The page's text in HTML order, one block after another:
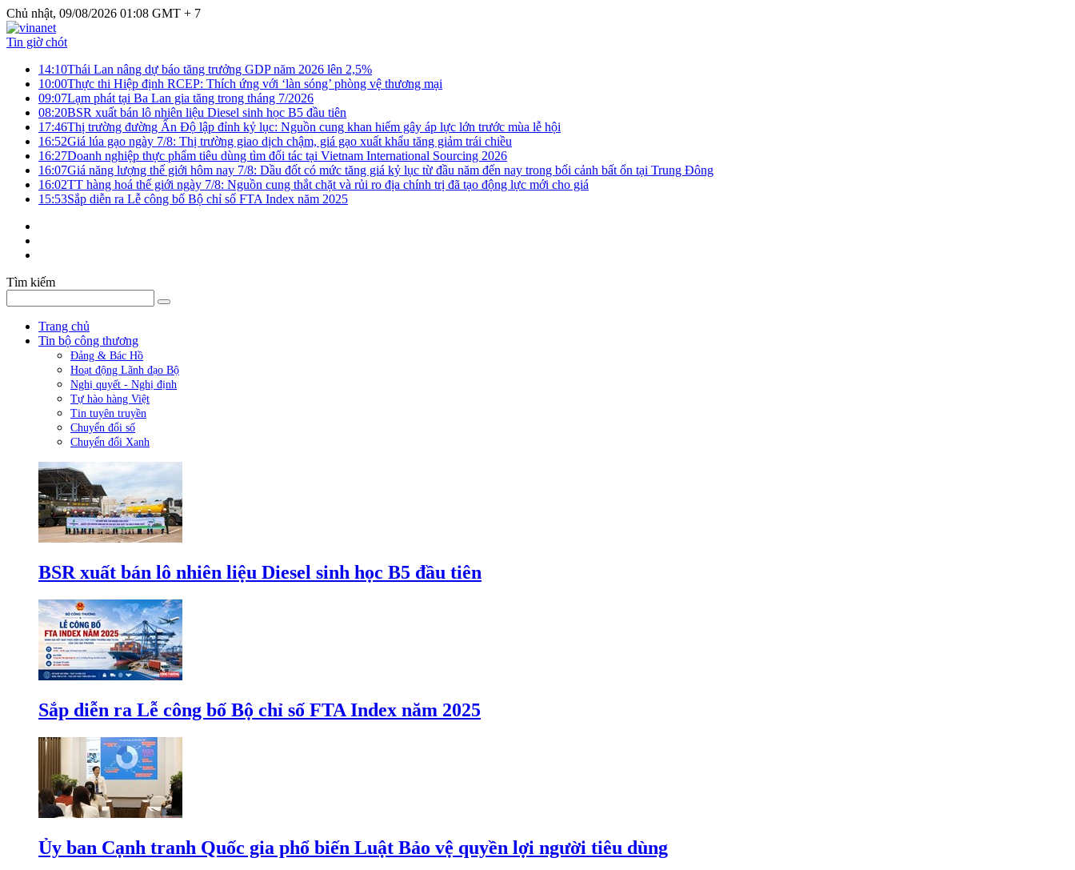
Chủ nhật, 09/08/2026 01:08 GMT + 7
Tin giờ chót
14:10Thái Lan nâng dự báo tăng trưởng GDP năm 2026 lên 2,5%
10:00Thực thi Hiệp định RCEP: Thích ứng với ‘làn sóng’ phòng vệ thương mại
09:07Lạm phát tại Ba Lan gia tăng trong tháng 7/2026
08:20BSR xuất bán lô nhiên liệu Diesel sinh học B5 đầu tiên
17:46Thị trường đường Ấn Độ lập đỉnh kỷ lục: Nguồn cung khan hiếm gây áp lực lớn trước mùa lễ hội
16:52Giá lúa gạo ngày 7/8: Thị trường giao dịch chậm, giá gạo xuất khẩu tăng giảm trái chiều
16:27Doanh nghiệp thực phẩm tiêu dùng tìm đối tác tại Vietnam International Sourcing 2026
16:07Giá năng lượng thế giới hôm nay 7/8: Dầu đốt có mức tăng giá kỷ lục từ đầu năm đến nay trong bối cảnh bất ổn tại Trung Đông
16:02TT hàng hoá thế giới ngày 7/8: Nguồn cung thắt chặt và rủi ro địa chính trị đã tạo động lực mới cho giá
15:53Sắp diễn ra Lễ công bố Bộ chỉ số FTA Index năm 2025
Tìm kiếm
Trang chủ
Tin bộ công thương
Đảng & Bác Hồ
Hoạt động Lãnh đạo Bộ
Nghị quyết - Nghị định
Tự hào hàng Việt
Tin tuyên truyền
Chuyển đổi số
Chuyển đổi Xanh
BSR xuất bán lô nhiên liệu Diesel sinh học B5 đầu tiên
Sắp diễn ra Lễ công bố Bộ chỉ số FTA Index năm 2025
Ủy ban Cạnh tranh Quốc gia phổ biến Luật Bảo vệ quyền lợi người tiêu dùng